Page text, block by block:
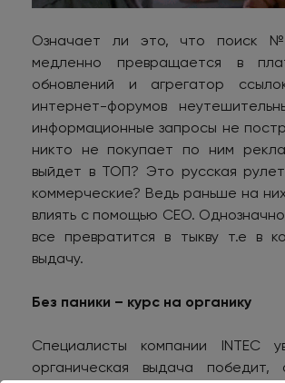
Означает ли это, что поиск
медленно превращается в
обновлений и агрегатор
интернет-форумов
информационные запросы не
никто не покупает по ним
выйдет в ТОП? Это русская
коммерческие? Ведь раньше на
влиять с помощью СЕО.
все превратится в тыкву т.е в
выдачу.
Без паники – курс на органику
Специалисты компании INTEC
органическая выдача